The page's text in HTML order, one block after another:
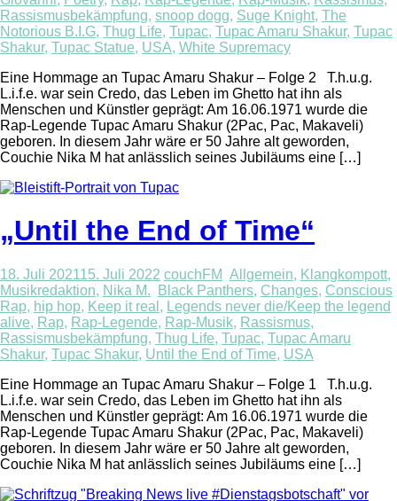
Rassismusbekämpfung, snoop dogg, Suge Knight, The
Notorious B.I.G, Thug Life, Tupac, Tupac Amaru Shakur, Tupac
Shakur, Tupac Statue, USA, White Supremacy
Eine Hommage an Tupac Amaru Shakur – Folge 2 T.h.u.g.
L.i.f.e. war sein Credo, das Leben im Ghetto hat ihn als
Menschen und Künstler geprägt: Am 16.06.1971 wurde die
Rap-Legende Tupac Amaru Shakur (2Pac, Pac, Makaveli)
geboren. In diesem Jahr wäre er 50 Jahre alt geworden,
Couchie Nika M hat anlässlich seines Jubiläums eine […]
„Until the End of Time“
18. Juli 202115. Juli 2022 couchFM Allgemein, Klangkompott,
Musikredaktion, Nika M. Black Panthers, Changes, Conscious
Rap, hip hop, Keep it real , Legends never die/Keep the legend
alive, Rap, Rap-Legende, Rap-Musik, Rassismus,
Rassismusbekämpfung, Thug Life, Tupac, Tupac Amaru
Shakur, Tupac Shakur, Until the End of Time, USA
Eine Hommage an Tupac Amaru Shakur – Folge 1 T.h.u.g.
L.i.f.e. war sein Credo, das Leben im Ghetto hat ihn als
Menschen und Künstler geprägt: Am 16.06.1971 wurde die
Rap-Legende Tupac Amaru Shakur (2Pac, Pac, Makaveli)
geboren. In diesem Jahr wäre er 50 Jahre alt geworden,
Couchie Nika M hat anlässlich seines Jubiläums eine […]